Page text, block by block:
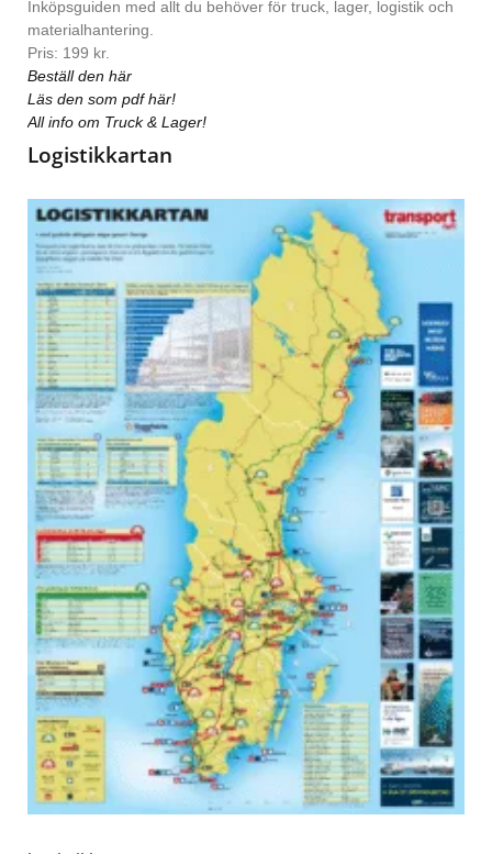
Inköpsguiden med allt du behöver för truck, lager, logistik och
materialhantering.
Pris: 199 kr.
Beställ den här
Läs den som pdf här!
All info om Truck & Lager!
Logistikkartan